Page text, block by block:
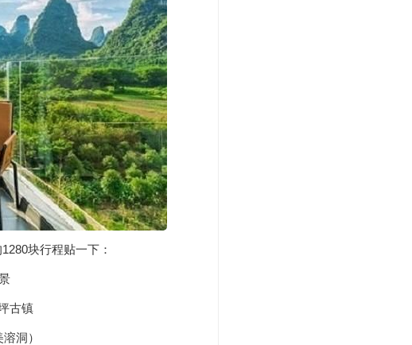
块行程贴一下：
古镇
洞）